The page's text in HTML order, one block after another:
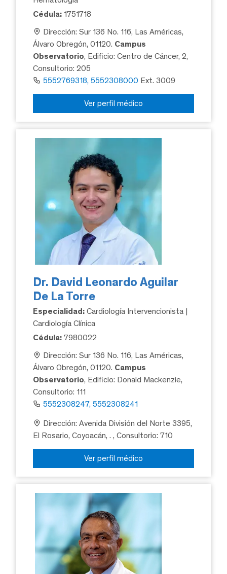
Cédula: 1751718
Dirección: Sur 136 No. 116, Las Américas,
Álvaro Obregón, 01120. Campus
Observatorio, Edificio: Centro de Cáncer, 2,
Consultorio: 205
5552769318, 5552308000 Ext. 3009
Ver perfil médico
Dr. David Leonardo Aguilar
De La Torre
Especialidad: Cardiología Intervencionista |
Cardiología Clínica
Cédula: 7980022
Dirección: Sur 136 No. 116, Las Américas,
Álvaro Obregón, 01120. Campus
Observatorio, Edificio: Donald Mackenzie,
Consultorio: 111
5552308247, 5552308241
Dirección: Avenida División del Norte 3395,
El Rosario, Coyoacán, ., Consultorio: 710
Ver perfil médico